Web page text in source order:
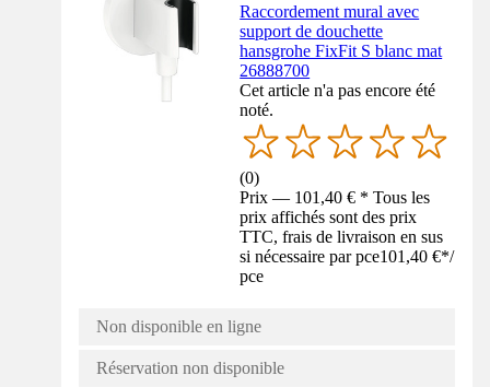
Raccordement mural avec
support de douchette
hansgrohe FixFit S blanc mat
26888700
Cet article n'a pas encore été
noté.
(0)
Prix — 101,40 € * Tous les
prix affichés sont des prix
TTC, frais de livraison en sus
si nécessaire par pce101,40 €*/
pce
Non disponible en ligne
Réservation non disponible